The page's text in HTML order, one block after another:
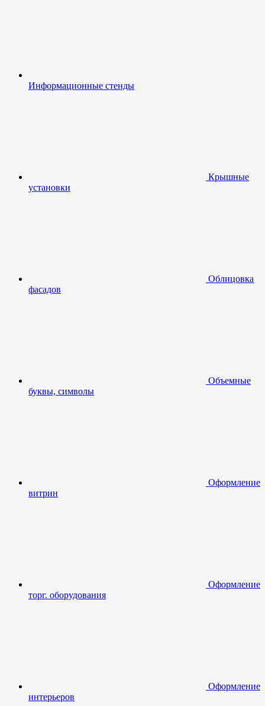
Информационные стенды
Крышные
установки
Облицовка
фасадов
Объемные
буквы, символы
Оформление
витрин
Оформление
торг. оборудования
Оформление
интерьеров